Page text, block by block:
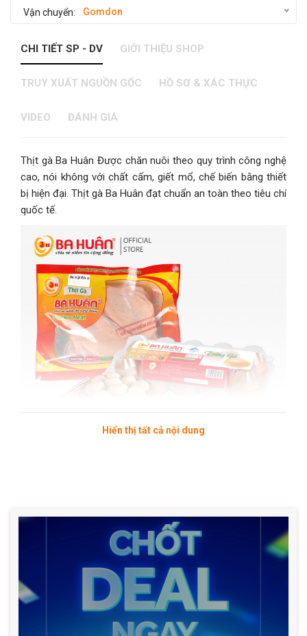
Gomdon
CHI TIẾT SP - DV GIỚI THIỆU SHOP
TRUY XUẤT NGUỒN GỐC HỒ SƠ & XÁC THỰC
VIDEO ĐÁNH GIÁ
Thịt gà Ba Huân Được chăn nuôi theo quy trình công nghệ
cao, nói không với chất cấm, giết mổ, chế biến bằng thiết
bị hiện đại. Thịt gà Ba Huân đạt chuẩn an toàn theo tiêu chí
quốc tế.
trên thế giới, trong đó có 2 công đoạn quan trọng là chiếu
UV diệt khuẩn và làm se khít các lỗ thông khí, tránh sự xâm
nhập của vi khuẩn và tạp chất vào bên trong trứng.
THÔNG TIN SẢN PHẨM
Xuất xứ: Công Ty Cổ Phần Ba Huân
Hiển thị tất cả nội dung